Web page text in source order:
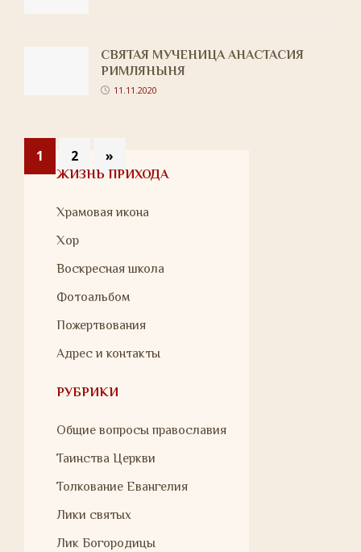
СВЯТАЯ МУЧЕНИЦА АНАСТАСИЯ
РИМЛЯНЫНЯ
11.11.2020
1 2 »
ЖИЗНЬ ПРИХОДА
Храмовая икона
Хор
Воскресная школа
Фотоальбом
Пожертвования
Адрес и контакты
РУБРИКИ
Общие вопросы православия
Таинства Церкви
Толкование Евангелия
Лики святых
Лик Богородицы